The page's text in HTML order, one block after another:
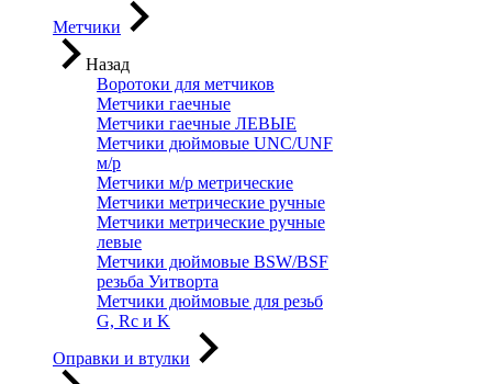
Метчики
Назад
Воротоки для метчиков
Метчики гаечные
Метчики гаечные ЛЕВЫЕ
Метчики дюймовые UNC/UNF
м/р
Метчики м/р метрические
Метчики метрические ручные
Метчики метрические ручные
левые
Метчики дюймовые BSW/BSF
резьба Уитворта
Метчики дюймовые для резьб
G, Rc и K
Оправки и втулки